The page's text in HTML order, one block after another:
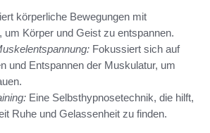
körperliche Bewegungen mit
um Körper und Geist zu entspannen.
Fokussiert sich auf
und Entspannen der Muskulatur, um
Eine Selbsthypnosetechnik, die hilft,
Ruhe und Gelassenheit zu finden.